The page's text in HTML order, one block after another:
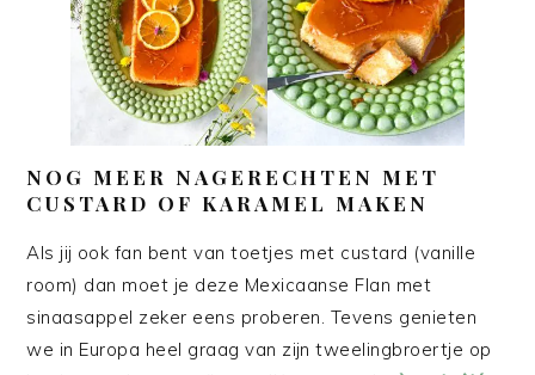
NOG MEER NAGERECHTEN MET
CUSTARD OF KARAMEL MAKEN
Als jij ook fan bent van toetjes met custard (vanille
room) dan moet je deze Mexicaanse Flan met
sinaasappel zeker eens proberen. Tevens genieten
we in Europa heel graag van zijn tweelingbroertje op